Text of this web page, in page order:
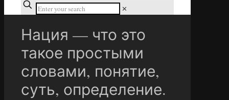
✕
Нация — что это
такое простыми
словами, понятие,
суть, определение.